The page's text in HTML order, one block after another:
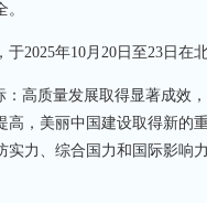
年10月20日至23日在
质量发展取得显著成效
，美丽中国建设取得新的
力、综合国力和国际影响